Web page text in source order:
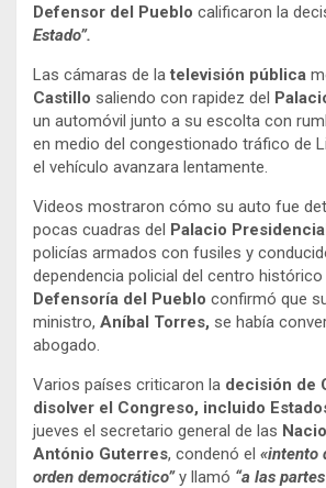
Defensor del Pueblo calificaron la
Estado”.
Las cámaras de latelevisión pública
Castillo saliendo con rapidez del
un automóvil junto a su escolta con
en medio del congestionado tráfico de
el vehículo avanzara lentamente.
Videos mostraron cómo su auto fue
pocas cuadras del Palacio
policías armados con fusiles y
dependencia policial del centro histórico
Defensoría del Pueblo confirmó que
ministro, Aníbal Torres, se había
abogado.
Varios países criticaron la decisión de
disolver el Congreso, incluido
jueves el secretario general de las
António Guterres, condenó el «intento
orden democrático”y llamó “a las